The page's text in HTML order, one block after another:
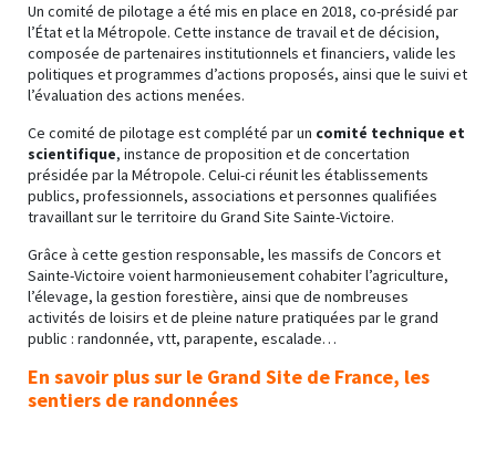
Un comité de pilotage a été mis en place en 2018, co-présidé par
l’État et la Métropole. Cette instance de travail et de décision,
composée de partenaires institutionnels et financiers, valide les
politiques et programmes d’actions proposés, ainsi que le suivi et
l’évaluation des actions menées.
Ce comité de pilotage est complété par un comité technique et
scientifique, instance de proposition et de concertation
présidée par la Métropole. Celui-ci réunit les établissements
publics, professionnels, associations et personnes qualifiées
travaillant sur le territoire du Grand Site Sainte-Victoire.
Grâce à cette gestion responsable, les massifs de Concors et
Sainte-Victoire voient harmonieusement cohabiter l’agriculture,
l’élevage, la gestion forestière, ainsi que de nombreuses
activités de loisirs et de pleine nature pratiquées par le grand
public : randonnée, vtt, parapente, escalade…
En savoir plus sur le Grand Site de France, les
sentiers de randonnées